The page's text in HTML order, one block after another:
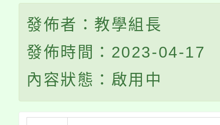
發佈者：教學組長
發佈時間：2023-04-17
內容狀態：啟用中